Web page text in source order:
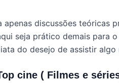
discussões teóricas
seja prático demais para
do desejo de assistir algo
cine ( Filmes e